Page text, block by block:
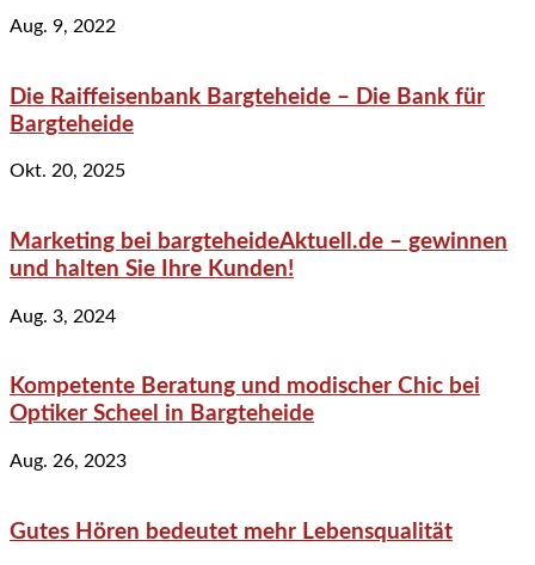
Aug. 9, 2022
Die Raiffeisenbank Bargteheide – Die Bank für
Bargteheide
Okt. 20, 2025
Marketing bei bargteheideAktuell.de – gewinnen
und halten Sie Ihre Kunden!
Aug. 3, 2024
Kompetente Beratung und modischer Chic bei
Optiker Scheel in Bargteheide
Aug. 26, 2023
Gutes Hören bedeutet mehr Lebensqualität